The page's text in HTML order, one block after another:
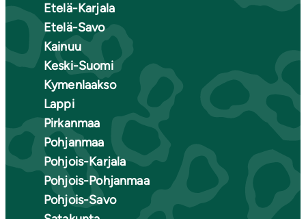
Etelä-Karjala
Etelä-Savo
Kainuu
Keski-Suomi
Kymenlaakso
Lappi
Pirkanmaa
Pohjanmaa
Pohjois-Karjala
Pohjois-Pohjanmaa
Pohjois-Savo